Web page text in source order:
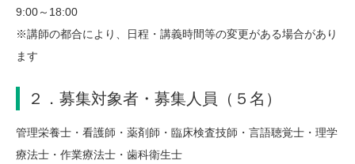
9:00～18:00
※講師の都合により、日程・講義時間等の変更がある場合があり
ます
２．募集対象者・募集人員（５名）
管理栄養士・看護師・薬剤師・臨床検査技師・言語聴覚士・理学
療法士・作業療法士・歯科衛生士